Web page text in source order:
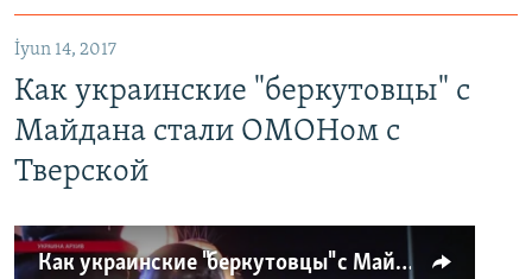
İyun 14, 2017
Как украинские "беркутовцы" с
Майдана стали ОМОНом с
Тверской
Как украинские "беркутовцы" с Майдана стали ОМОНом с Тверской